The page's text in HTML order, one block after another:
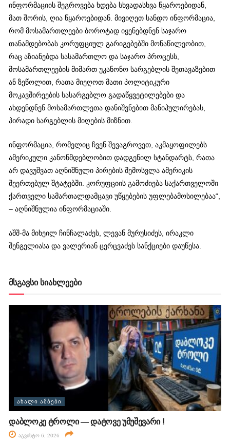
ინფორმაციის შეგროვება ხდება სხვადასხვა წყაროებიდან,
მათ შორის, ღია წყაროებიდან. მივიღეთ სანდო ინფორმაცია,
რომ მოსამართლეები ბოროტად იყენებდნენ საჯარო
თანამდებობას კორუფციულ გარიგებებში მონაწილეობით,
რაც აზიანებდა სასამართლო და საჯარო პროცესს,
მოსამართლეების მიმართ უკანონო სარგებლის შეთავაზებით
ან ზეწოლით, რათა მიეღოთ მათი პოლიტიკური
მოკავშირეების სასარგებლო გადაწყვეტილებები და
ახდენდნენ მოსამართლეთა დანიშვნებით მანიპულირებას,
პირადი სარგებლის მიღების მიზნით.
ინფორმაცია, რომელიც ჩვენ შევაგროვეთ, აკმაყოფილებს
ამერიკული კანონმდებლობით დადგენილ სტანდარტს, რათა
არ დავუშვათ აღნიშნული პირების შემოსვლა ამერიკის
შეერთებულ შტატებში. კორუფციის გამოძიება საქართველოში
ქართველი სამართალდამცავი უწყებების უფლებამოსილებაა“,
– აღნიშნულია ინფორმაციაში.
აშშ-მა მიხეილ ჩინჩალაძეს, ლევან მურუსიძეს, ირაკლი
შენგელიასა და ვალერიან ცერცვაძეს სანქციები დაუწესა.
მსგავსი სიახლეები
ᲐᲮᲐᲚᲘ ᲐᲛᲑᲔᲑᲘ
დაბლოკე ტროლი — დატოვე უმუშევარი !
აგვისტო 6, 2026